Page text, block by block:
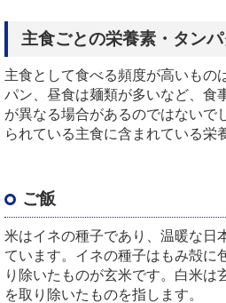
主食ごとの栄養素・タン
主食として食べる頻度が高いもの
パン、昼食は麺類が多いなど、食
が異なる場合があるのではないで
られている主食に含まれている栄
ご飯
米はイネの種子であり、温暖な日
ています。イネの種子はもみ殻に
り除いたものが玄米です。白米は
を取り除いたものを指します。